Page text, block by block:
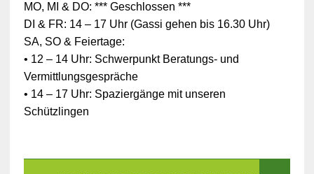
MO, MI & DO: *** Geschlossen ***
DI & FR: 14 – 17 Uhr (Gassi gehen bis 16.30 Uhr)
SA, SO & Feiertage:
• 12 – 14 Uhr: Schwerpunkt Beratungs- und
Vermittlungsgespräche
• 14 – 17 Uhr: Spaziergänge mit unseren
Schützlingen